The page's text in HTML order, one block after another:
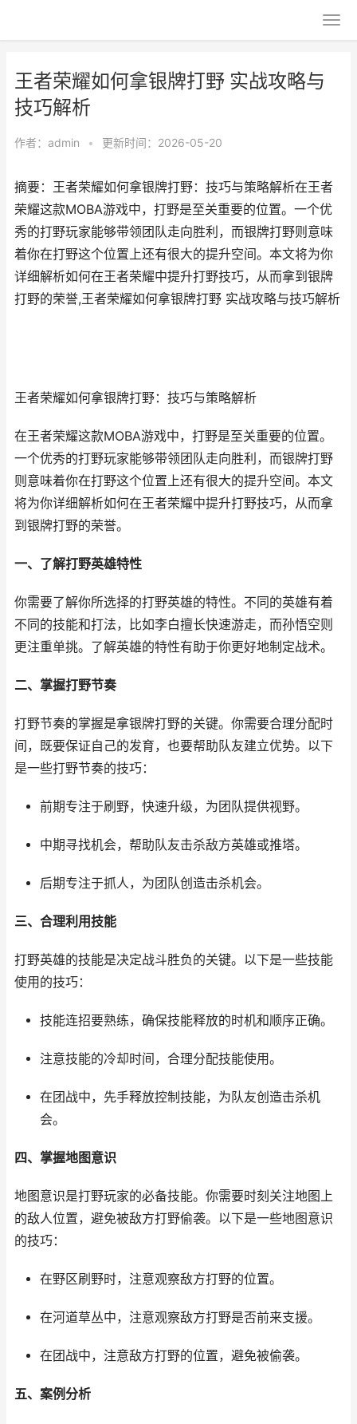
王者荣耀如何拿银牌打野 实战攻略与
技巧解析
作者： admin • 更新时间：2026-05-20
摘要：王者荣耀如何拿银牌打野：技巧与策略解析在王者
荣耀这款MOBA游戏中，打野是至关重要的位置。一个优
秀的打野玩家能够带领团队走向胜利，而银牌打野则意味
着你在打野这个位置上还有很大的提升空间。本文将为你
详细解析如何在王者荣耀中提升打野技巧，从而拿到银牌
打野的荣誉,王者荣耀如何拿银牌打野 实战攻略与技巧解析
王者荣耀如何拿银牌打野：技巧与策略解析
在王者荣耀这款MOBA游戏中，打野是至关重要的位置。
一个优秀的打野玩家能够带领团队走向胜利，而银牌打野
则意味着你在打野这个位置上还有很大的提升空间。本文
将为你详细解析如何在王者荣耀中提升打野技巧，从而拿
到银牌打野的荣誉。
一、了解打野英雄特性
你需要了解你所选择的打野英雄的特性。不同的英雄有着
不同的技能和打法，比如李白擅长快速游走，而孙悟空则
更注重单挑。了解英雄的特性有助于你更好地制定战术。
二、掌握打野节奏
打野节奏的掌握是拿银牌打野的关键。你需要合理分配时
间，既要保证自己的发育，也要帮助队友建立优势。以下
是一些打野节奏的技巧：
前期专注于刷野，快速升级，为团队提供视野。
中期寻找机会，帮助队友击杀敌方英雄或推塔。
后期专注于抓人，为团队创造击杀机会。
三、合理利用技能
打野英雄的技能是决定战斗胜负的关键。以下是一些技能
使用的技巧：
技能连招要熟练，确保技能释放的时机和顺序正确。
注意技能的冷却时间，合理分配技能使用。
在团战中，先手释放控制技能，为队友创造击杀机
会。
四、掌握地图意识
地图意识是打野玩家的必备技能。你需要时刻关注地图上
的敌人位置，避免被敌方打野偷袭。以下是一些地图意识
的技巧：
在野区刷野时，注意观察敌方打野的位置。
在河道草丛中，注意观察敌方打野是否前来支援。
在团战中，注意敌方打野的位置，避免被偷袭。
五、案例分析